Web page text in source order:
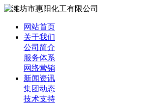
网站首页
关于我们
公司简介
服务体系
网络营销
新闻资讯
集团动态
技术支持